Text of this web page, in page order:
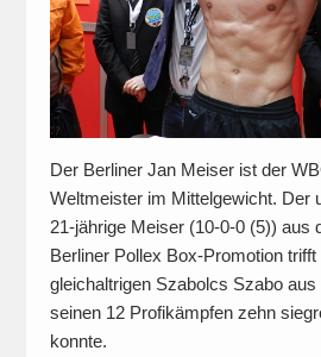
Der Berliner Jan Meiser ist der
Weltmeister im Mittelgewicht. Der
21-jährige Meiser (10-0-0 (5)) aus
Berliner Pollex Box-Promotion trifft
gleichaltrigen Szabolcs Szabo
seinen 12 Profikämpfen zehn
konnte.